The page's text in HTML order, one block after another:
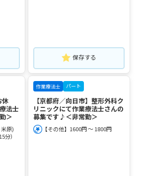
保存する
休
法士
＞
原)
分）
作業療法士 パート
【京都府／向日市】整形外科ク
リニックにて作業療法士さんの
募集です♪＜非常勤＞
【その他】1600円 ～ 1800円